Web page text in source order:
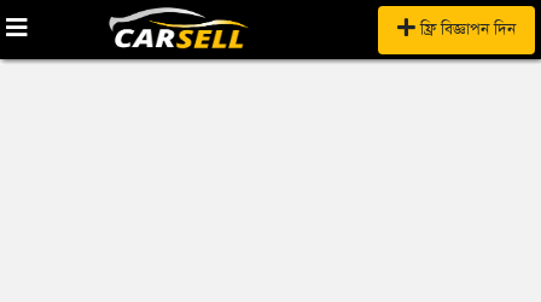
ফ্রি বিজ্ঞাপন দিন